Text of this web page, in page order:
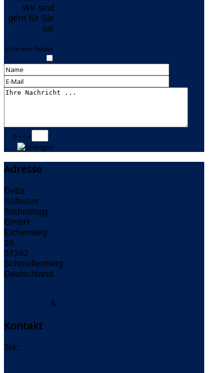
Wir sind
gern für Sie
da!
Ich bin kein Roboter:
5 + 2 =
Adresse
Delta
Software
Technology
GmbH
Eichenweg
16
57392
Schmallenberg
Deutschland
&
Kontakt
Tel.: